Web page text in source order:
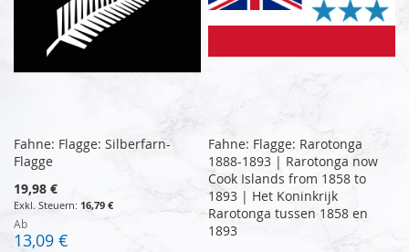
Fahne: Flagge: Silberfarn-
Flagge
19,98 €
16,79 €
Ab
13,09 €
Fahne: Flagge: Rarotonga
1888-1893 | Rarotonga now
Cook Islands from 1858 to
1893 | Het Koninkrijk
Rarotonga tussen 1858 en
1893